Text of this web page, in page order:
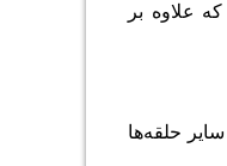
علاوه بر
حلقه‌ها